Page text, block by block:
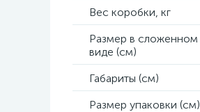
Вес коробки, кг
Размер в сложенном
виде (см)
Габариты (см)
Размер упаковки (см)